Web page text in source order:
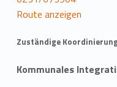
Route anzeigen
Zuständige
Kommunales